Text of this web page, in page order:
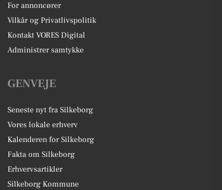
For annoncører
Vilkår og Privatlivspolitik
Kontakt VORES Digital
Administrer samtykke
GENVEJE
Seneste nyt fra Silkeborg
Vores lokale erhverv
Kalenderen for Silkeborg
Fakta om Silkeborg
Erhvervsartikler
Silkeborg Kommune